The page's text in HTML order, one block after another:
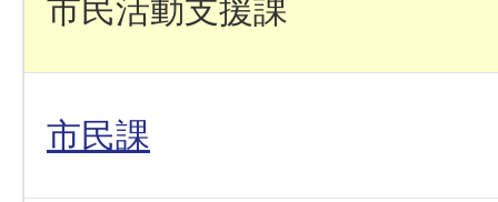
市民活動支援課
市民課